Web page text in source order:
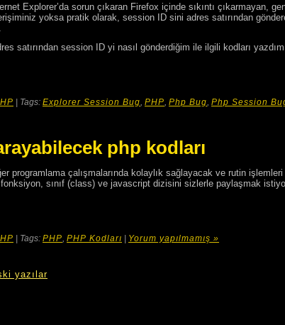
Explorer’da sorun çıkaran Firefox içinde sıkıntı çıkarmayan,
yoksa pratik olarak, session ID sini adres satırından
satırından session ID yi nasıl gönderdiğim ile ilgili kodları yazdım.
| Tags: Explorer Session Bug PHP Php Bug Php Session
php kodları
programlama çalışmalarında kolaylık sağlayacak ve rutin
sınıf (class) ve javascript dizisini sizlerle paylaşmak
| Tags: PHP PHP Kodları | Yorum yapılmamış »
yazılar